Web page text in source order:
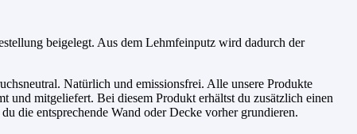
beigelegt. Aus dem Lehmfeinputz wird dadurch der
Natürlich und emissionsfrei. Alle unsere Produkte
und mitgeliefert. Bei diesem Produkt erhältst du zusätzlich einen
die entsprechende Wand oder Decke vorher grundieren.